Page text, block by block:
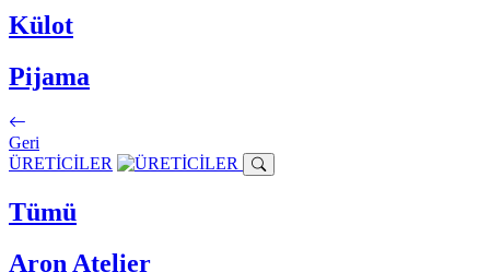
Külot
Pijama
Geri
ÜRETİCİLER
Tümü
Aron Atelier